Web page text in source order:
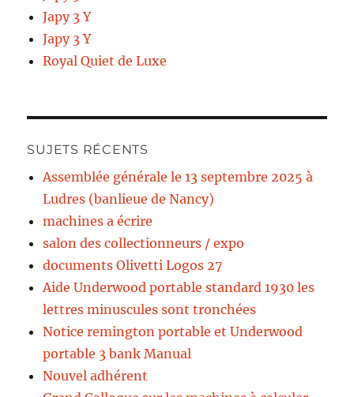
Japy 3 Y
Japy 3 Y
Royal Quiet de Luxe
SUJETS RÉCENTS
Assemblée générale le 13 septembre 2025 à
Ludres (banlieue de Nancy)
machines a écrire
salon des collectionneurs / expo
documents Olivetti Logos 27
Aide Underwood portable standard 1930 les
lettres minuscules sont tronchées
Notice remington portable et Underwood
portable 3 bank Manual
Nouvel adhérent